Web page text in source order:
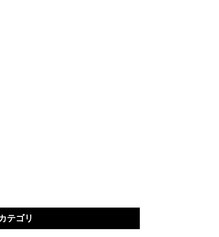
テゴリ